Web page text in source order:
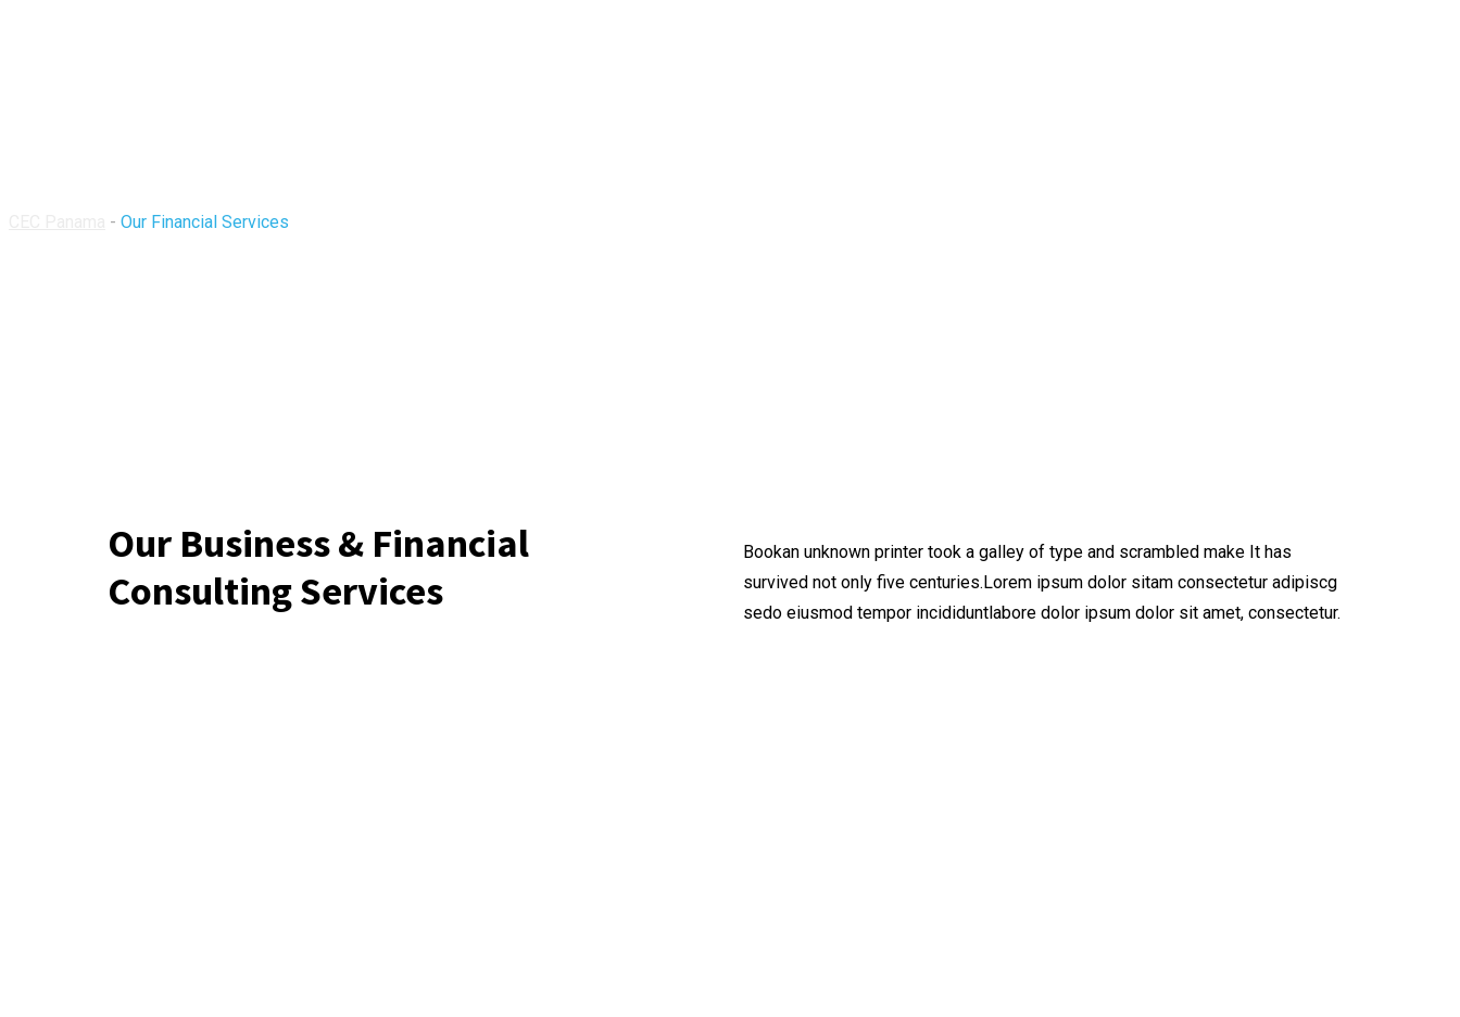
- Our Financial Services
Our Business & Financial
Consulting Services
Bookan unknown printer took a galley of type and scrambled make It has
survived not only five centuries.Lorem ipsum dolor sitam consectetur adipiscg
sedo eiusmod tempor incididuntlabore dolor ipsum dolor sit amet, consectetur.